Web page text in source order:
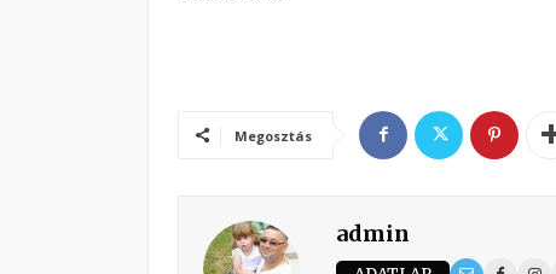
Megosztás
admin